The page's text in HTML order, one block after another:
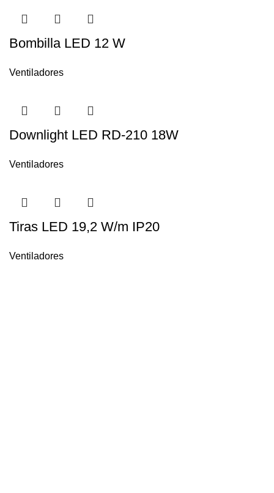
Bombilla LED 12 W
Ventiladores
Downlight LED RD-210 18W
Ventiladores
Tiras LED 19,2 W/m IP20
Ventiladores